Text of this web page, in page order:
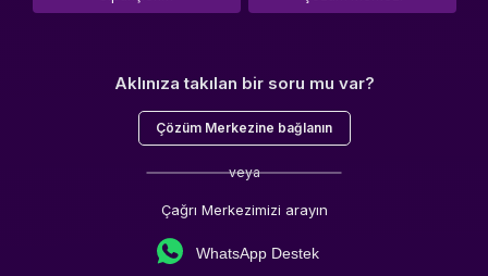
Aklınıza takılan bir soru mu var?
Çözüm Merkezine bağlanın
veya
Çağrı Merkezimizi arayın
WhatsApp Destek